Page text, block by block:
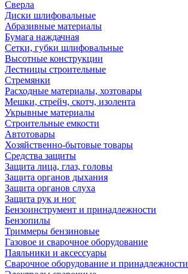
Сверла
Диски шлифовальные
Абразивные материалы
Бумага наждачная
Сетки, губки шлифовальные
Высотные конструкции
Лестницы строительные
Стремянки
Расходные материалы, хозтовары
Мешки, стрейч, скотч, изолента
Укрывные материалы
Строительные емкости
Автотовары
Хозяйственно-бытовые товары
Средства защиты
Защита лица, глаз, головы
Защита органов дыхания
Защита органов слуха
Защита рук и ног
Бензоинструмент и принадлежности
Бензопилы
Триммеры бензиновые
Газовое и сварочное оборудование
Паяльники и аксессуары
Сварочное оборудование и принадлежности